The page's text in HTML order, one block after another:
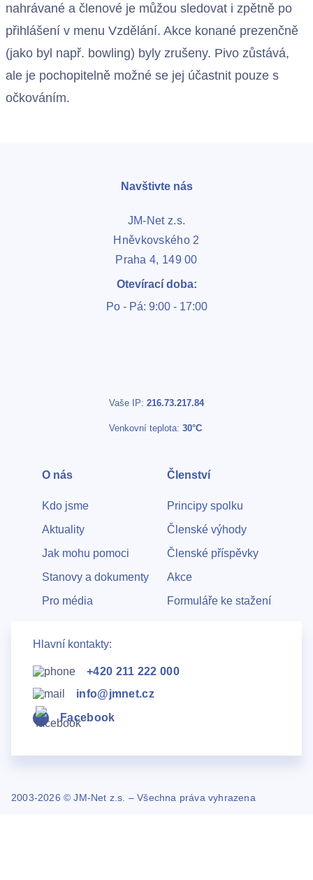
nahrávané a členové je můžou sledovat i zpětně po
přihlášení v menu Vzdělání. Akce konané prezenčně
(jako byl např. bowling) byly zrušeny. Pivo zůstává,
ale je pochopitelně možné se jej účastnit pouze s
očkováním.
Vaše IP: 216.73.217.84
Venkovní teplota: 30°C
Navštivte nás
JM-Net z.s.
Hněvkovského 2
Praha 4, 149 00
Otevírací doba:
Po - Pá: 9:00 - 17:00
O nás
Kdo jsme
Aktuality
Jak mohu pomoci
Stanovy a dokumenty
Pro média
Členství
Principy spolku
Členské výhody
Členské příspěvky
Akce
Formuláře ke stažení
Hlavní kontakty:
+420 211 222 000
info@jmnet.cz
Facebook
2003-2026 © JM-Net z.s. – Všechna práva vyhrazena